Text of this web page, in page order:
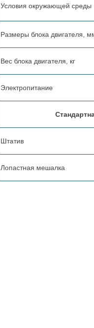
Условия окружающей среды
Размеры блока двигателя,
Вес блока двигателя, кг
Электропитание
Штатив
Лопастная мешалка